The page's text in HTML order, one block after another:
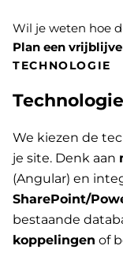
Wil je weten hoe
Plan een
TECHNOLOGIE
We kiezen de
je site. Denk aan
(Angular) en
SharePoint/
bestaande
koppelingen of